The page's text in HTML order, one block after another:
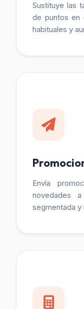
Sustituye las
de puntos en
habituales y
Envía
novedades
segmentada y